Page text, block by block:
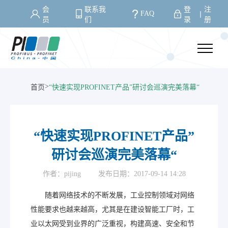
会
员
联系我
们
FAQ
登
录
注
册
首页>“快速实现PROFINET产品”研讨会巡演完美落幕“
“快速实现PROFINET产品”
研讨会巡演完美落幕“
作者：pijing 发布日期：2017-09-14 14:28
随着网络技术的不断发展，工业控制领域对网络
性能要求也越来越高，尤其是在建设智能工厂时，工
业以太网受到业界的广泛重视，构建高速、安全和节